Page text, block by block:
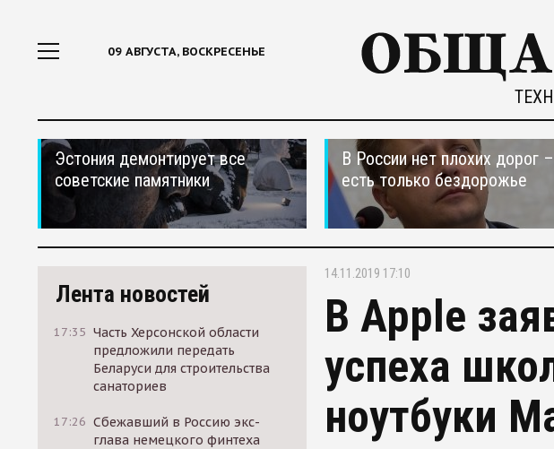
09 АВГУСТА, ВОСКРЕСЕНЬЕ
Эстония демонтирует все
советские памятники
В России нет плохих дорог –
есть только бездорожье
Лента новостей
17:35 Часть Херсонской области
предложили передать
Беларуси для строительства
санаториев
17:26 Сбежавший в Россию экс-
глава немецкого финтеха
14.11.2019 17:10
В Apple
успеха
ноутбуки